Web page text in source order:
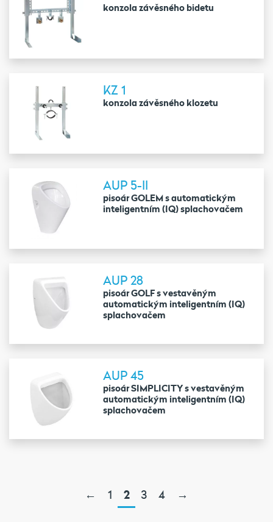
konzola závěsného bidetu
KZ 1
konzola závěsného klozetu
AUP 5-II
pisoár GOLEM s automatickým
inteligentním (IQ) splachovačem
AUP 28
pisoár GOLF s vestavěným
automatickým inteligentním (IQ)
splachovačem
AUP 45
pisoár SIMPLICITY s vestavěným
automatickým inteligentním (IQ)
splachovačem
← 1 2 3 4 →